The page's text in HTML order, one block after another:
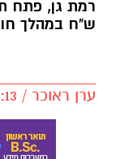
רמת גן, פתח
ש"ח במהלך
ערן ראוכר / 12:13 17.09.25
גניבה